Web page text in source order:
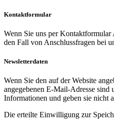
Kontaktformular
Wenn Sie uns per
den Fall von Anschlussfragen bei
Newsletterdaten
Wenn Sie den auf der Website
angegebenen E-Mail-Adresse sind
Informationen und geben sie nicht
Die erteilte Einwilligung zur